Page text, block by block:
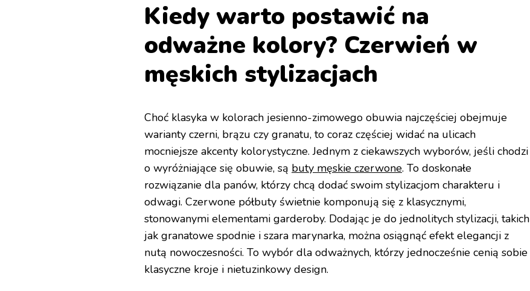
Kiedy warto postawić na
odważne kolory? Czerwień w
męskich stylizacjach
Choć klasyka w kolorach jesienno-zimowego obuwia najczęściej obejmuje
warianty czerni, brązu czy granatu, to coraz częściej widać na ulicach
mocniejsze akcenty kolorystyczne. Jednym z ciekawszych wyborów, jeśli chodzi
o wyróżniające się obuwie, są buty męskie czerwone. To doskonałe
rozwiązanie dla panów, którzy chcą dodać swoim stylizacjom charakteru i
odwagi. Czerwone półbuty świetnie komponują się z klasycznymi,
stonowanymi elementami garderoby. Dodając je do jednolitych stylizacji, takich
jak granatowe spodnie i szara marynarka, można osiągnąć efekt elegancji z
nutą nowoczesności. To wybór dla odważnych, którzy jednocześnie cenią sobie
klasyczne kroje i nietuzinkowy design.